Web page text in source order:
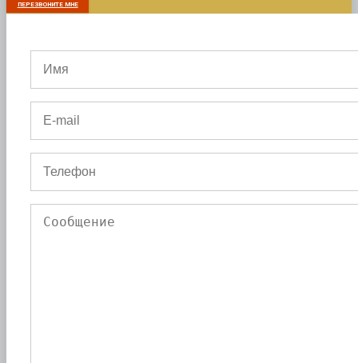
ПЕРЕЗВОНИТЕ МНЕ